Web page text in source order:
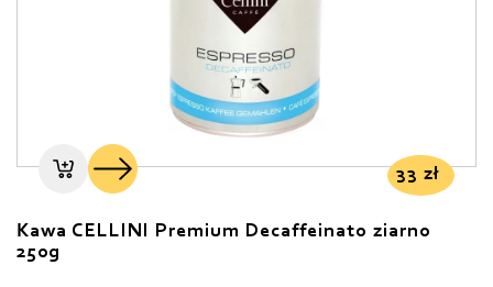
33 zł
Kawa CELLINI Premium Decaffeinato ziarno
250g